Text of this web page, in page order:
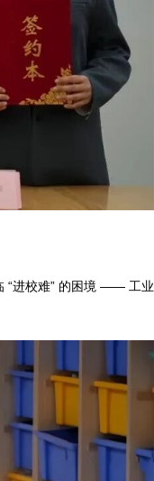
“进校难” 的困境 —— 工业